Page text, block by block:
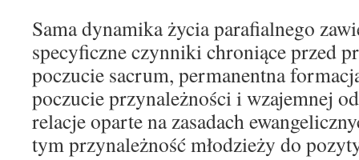
Sama dynamika życia parafialnego
specyficzne czynniki chroniące przed
poczucie sacrum, permanentna
poczucie przynależności i wzajemnej
relacje oparte na zasadach
tym przynależność młodzieży do